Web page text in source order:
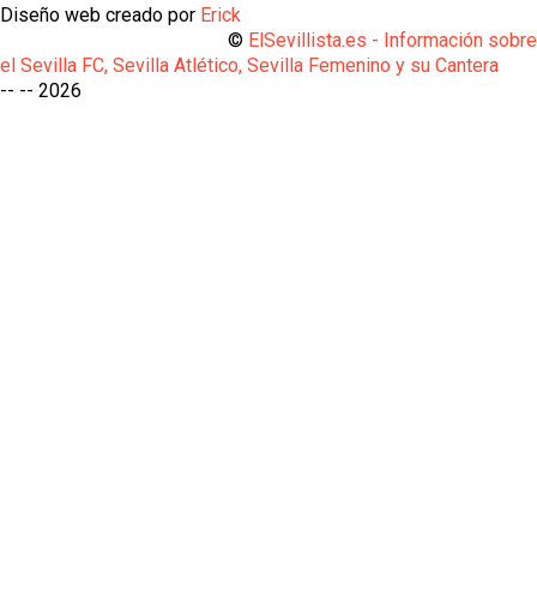
Diseño web creado por Erick
© ElSevillista.es - Información sobre
el Sevilla FC, Sevilla Atlético, Sevilla Femenino y su Cantera
-- -- 2026